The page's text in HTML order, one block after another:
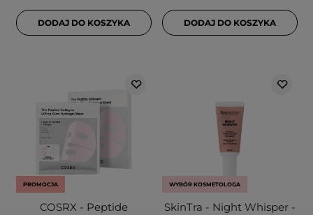
DODAJ DO KOSZYKA DODAJ DO KOSZYKA
PROMOCJA
COSRX - Peptide
WYBÓR KOSMETOLOGA
SkinTra - Night Whisper -